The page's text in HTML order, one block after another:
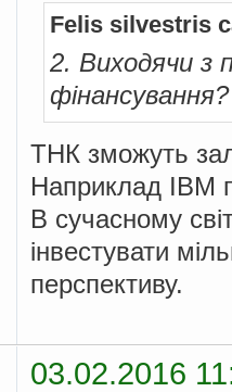
Felis silvestris
2. Виходячи з
фінансування?
ТНК зможуть
Наприклад IBM
В сучасному
інвестувати
перспективу.
03.02.2016